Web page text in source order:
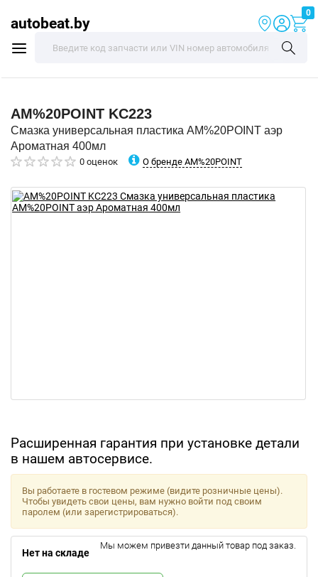
autobeat.by
0
AM%20POINT KC223
Смазка универсальная пластика AM%20POINT аэр
Ароматная 400мл
0 оценок О бренде AM%20POINT
Расширенная гарантия при установке детали
в нашем автосервисе.
Вы работаете в гостевом режиме (видите розничные цены).
Чтобы увидеть свои цены, вам нужно войти под своим
паролем (или зарегистрироваться).
Нет на складе
Мы можем привезти данный товар под заказ.